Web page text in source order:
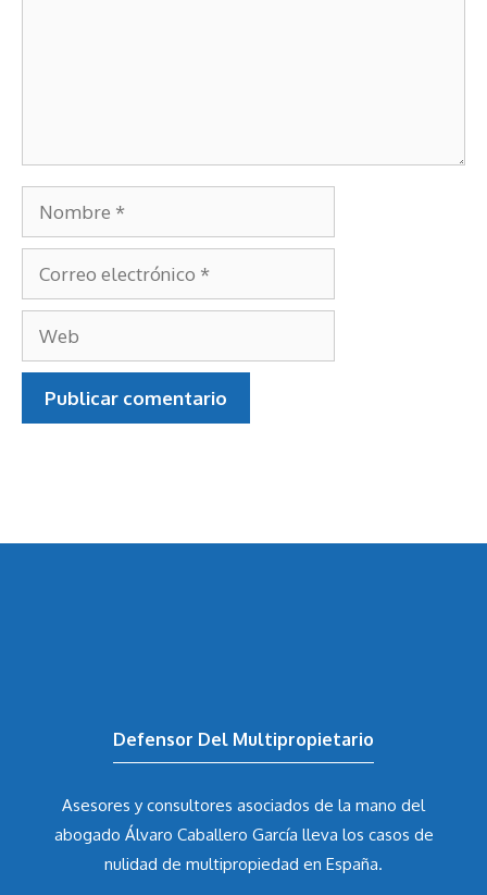
Nombre
Correo
electrónico
Web
Asesores y consultores asociados de la mano del
abogado Álvaro Caballero Garcíalleva los casos de